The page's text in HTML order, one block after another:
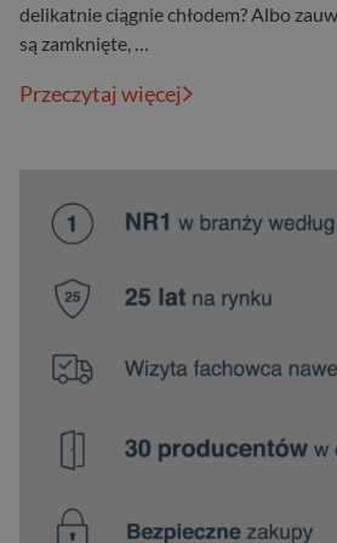
delikatnie ciągnie chłodem? Albo
są zamknięte, …
Przeczytaj więcej